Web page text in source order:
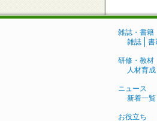
雑誌・書籍
雑誌
書
研修・教材
人材育成
ニュース
新着一覧
お役立ち